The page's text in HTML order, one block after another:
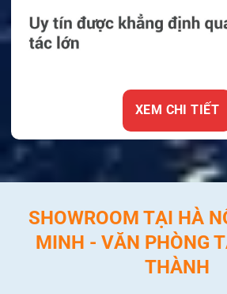
XEM CHI TIẾT
SHOWROOM TẠI HÀ
MINH - VĂN PHÒNG
THÀNH